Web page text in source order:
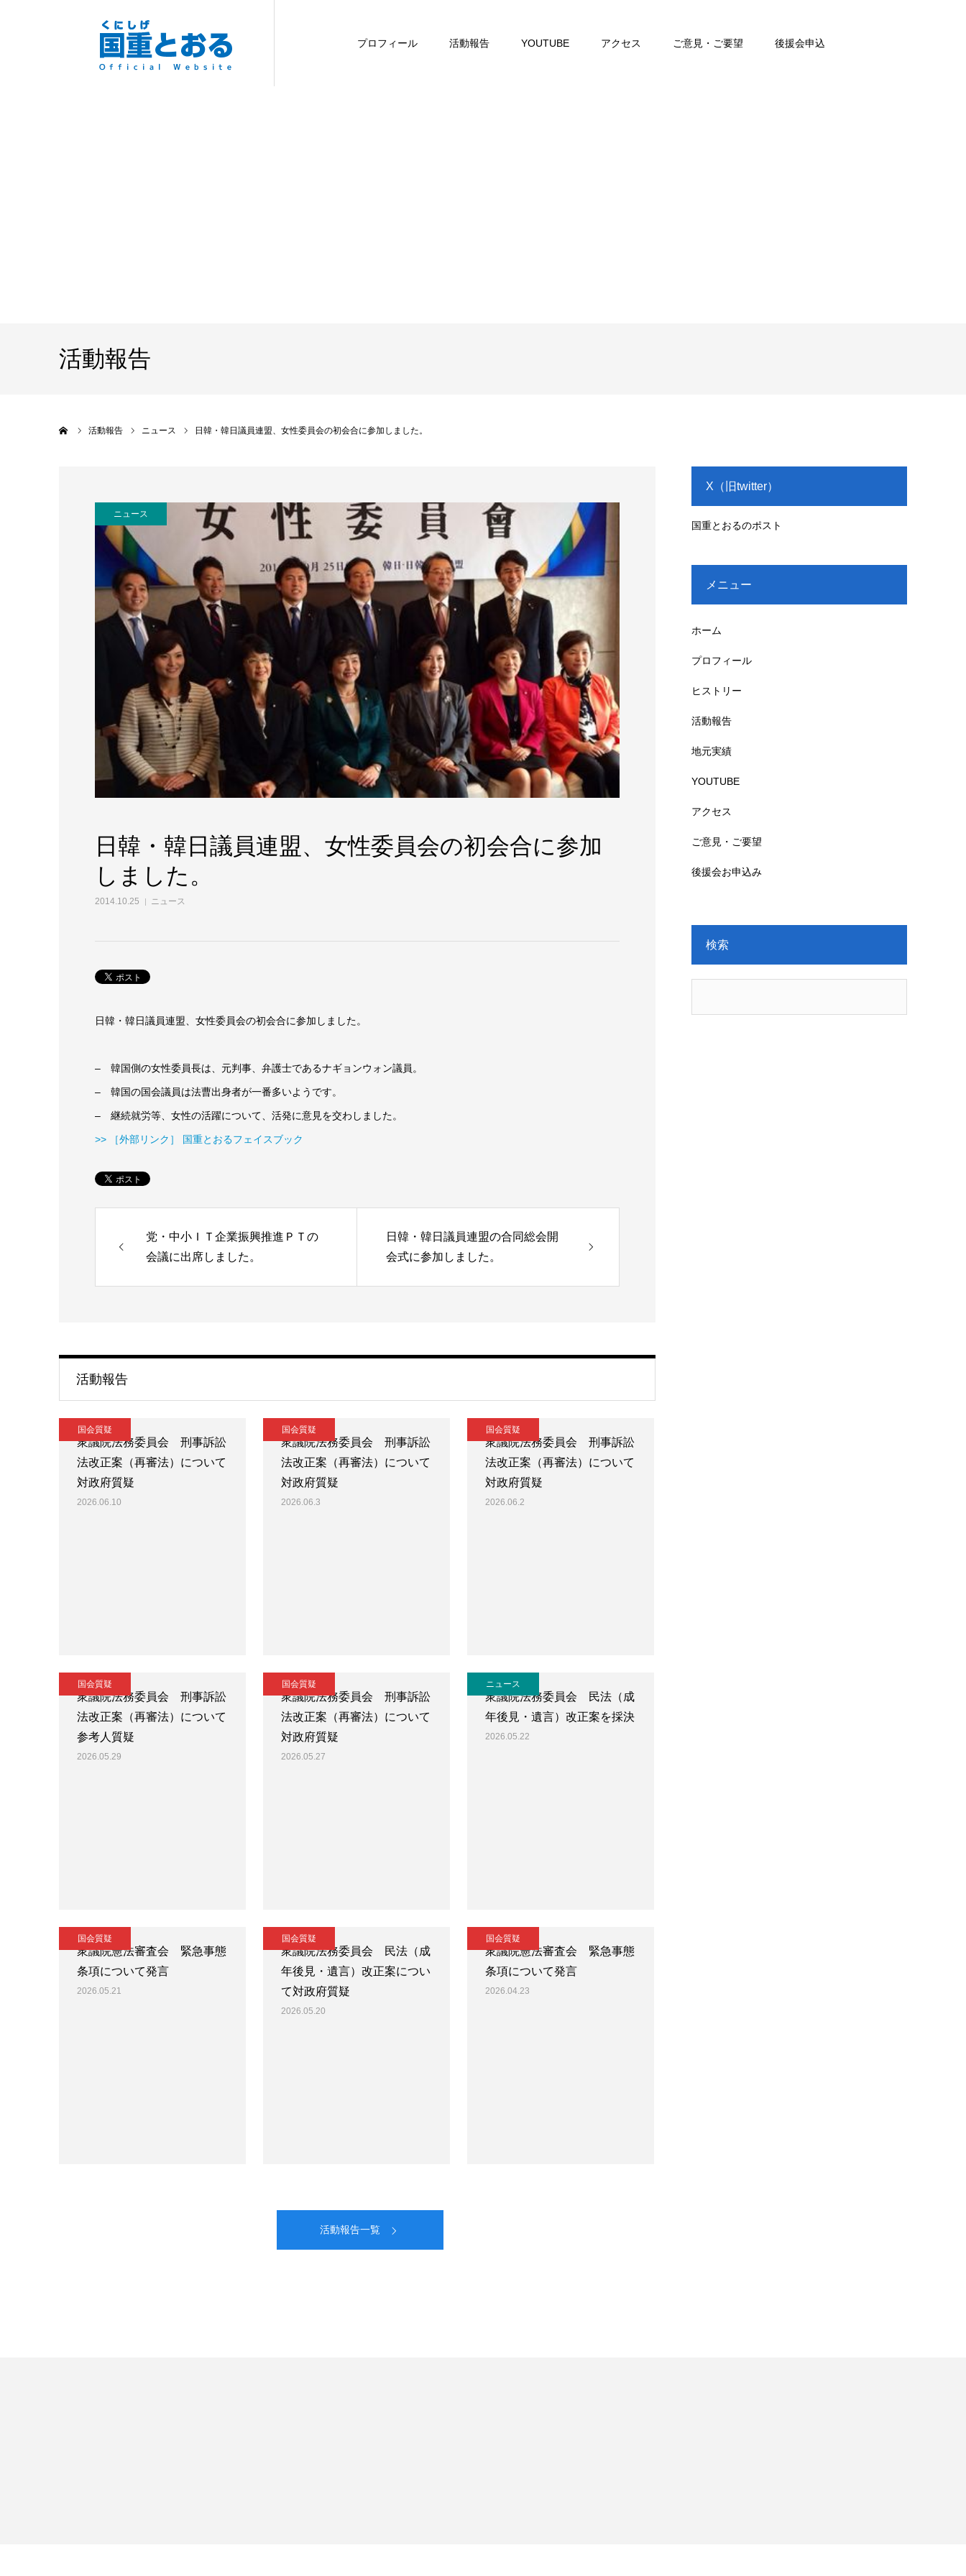
プロフィール 活動報告 YOUTUBE アクセス ご意見・ご要望 後援会申込
活動報告
活動報告 ニュース 日韓・韓日議員連盟、女性委員会の初会合に参加しました。
ニュース
日韓・韓日議員連盟、女性委員会の初会合に参加
しました。
2014.10.25 ニュース
日韓・韓日議員連盟、女性委員会の初会合に参加しました。
– 韓国側の女性委員長は、元判事、弁護士であるナギョンウォン議員。
– 韓国の国会議員は法曹出身者が一番多いようです。
– 継続就労等、女性の活躍について、活発に意見を交わしました。
>> ［外部リンク］ 国重とおるフェイスブック
党・中小ＩＴ企業振興推進ＰＴの
会議に出席しました。
日韓・韓日議員連盟の合同総会開
会式に参加しました。
活動報告
国会質疑
衆議院法務委員会 刑事訴訟
法改正案（再審法）について
対政府質疑
2026.06.10
国会質疑
衆議院法務委員会 刑事訴訟
法改正案（再審法）について
対政府質疑
2026.06.3
国会質疑
衆議院法務委員会 刑事訴訟
法改正案（再審法）について
対政府質疑
2026.06.2
国会質疑
衆議院法務委員会 刑事訴訟
法改正案（再審法）について
参考人質疑
2026.05.29
国会質疑
衆議院法務委員会 刑事訴訟
法改正案（再審法）について
対政府質疑
2026.05.27
ニュース
衆議院法務委員会 民法（成
年後見・遺言）改正案を採決
2026.05.22
国会質疑
衆議院憲法審査会 緊急事態
条項について発言
2026.05.21
国会質疑
衆議院法務委員会 民法（成
年後見・遺言）改正案につい
て対政府質疑
2026.05.20
国会質疑
衆議院憲法審査会 緊急事態
条項について発言
2026.04.23
活動報告一覧
X（旧twitter）
国重とおるのポスト
メニュー
ホーム
プロフィール
ヒストリー
活動報告
地元実績
YOUTUBE
アクセス
ご意見・ご要望
後援会お申込み
検索